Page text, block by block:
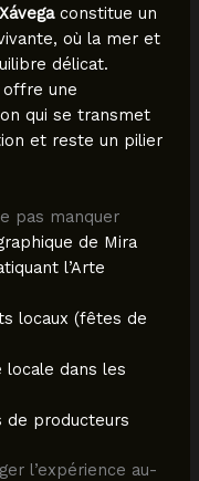
constitue un
où la mer et
délicat.
offre une
qui se transmet
et reste un pilier
pas manquer
de Mira
l’Arte
locaux (fêtes de
locale dans les
de producteurs
l’expérience au-